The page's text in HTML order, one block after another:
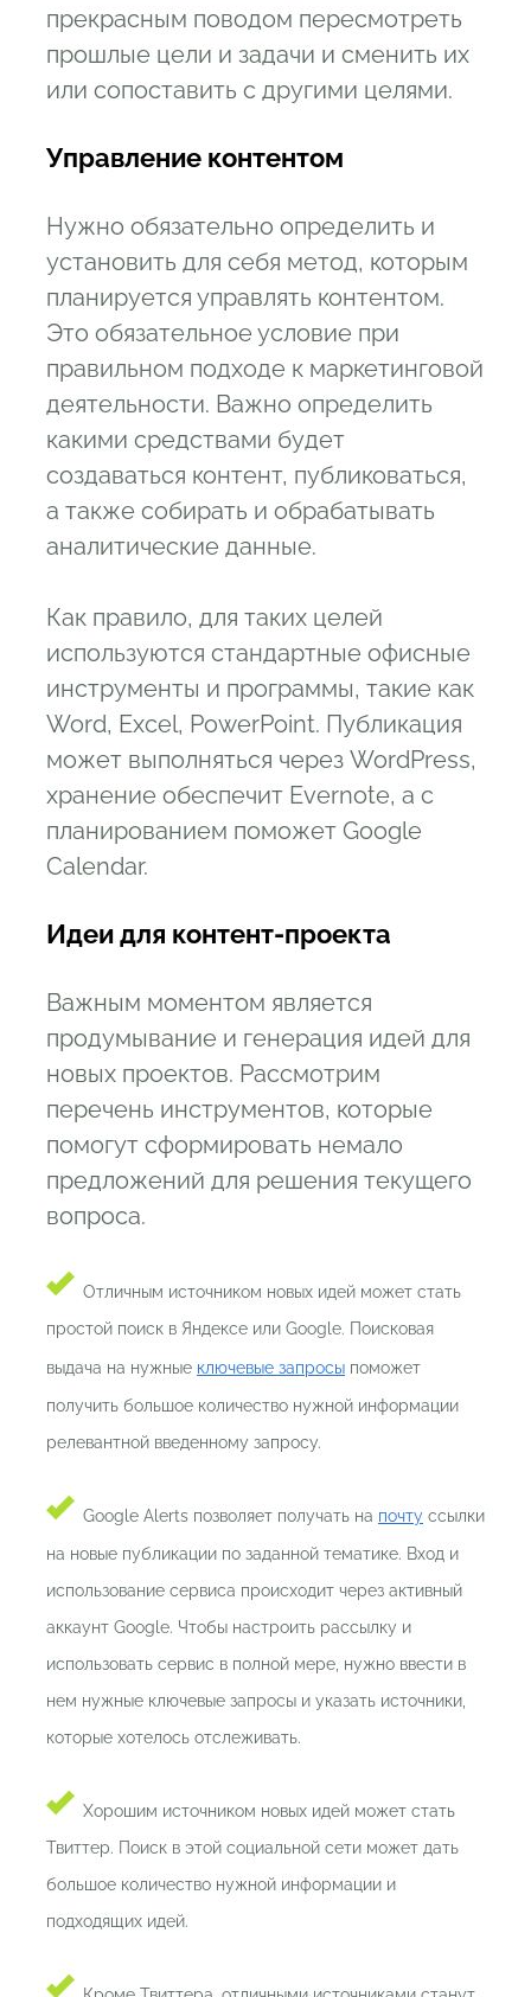
прекрасным поводом пересмотреть
прошлые цели и задачи и сменить их
или сопоставить с другими целями.
Управление контентом
Нужно обязательно определить и
установить для себя метод, которым
планируется управлять контентом.
Это обязательное условие при
правильном подходе к маркетинговой
деятельности. Важно определить
какими средствами будет
создаваться контент, публиковаться,
а также собирать и обрабатывать
аналитические данные.
Как правило, для таких целей
используются стандартные офисные
инструменты и программы, такие как
Word, Excel, PowerPoint. Публикация
может выполняться через WordPress,
хранение обеспечит Evernote, а с
планированием поможет Google
Calendar.
Идеи для контент-проекта
Важным моментом является
продумывание и генерация идей для
новых проектов. Рассмотрим
перечень инструментов, которые
помогут сформировать немало
предложений для решения текущего
вопроса.
Отличным источником новых идей может стать
простой поиск в Яндексе или Google. Поисковая
выдача на нужные ключевые запросы поможет
получить большое количество нужной информации
релевантной введенному запросу.
Google Alerts позволяет получать на почту ссылки
на новые публикации по заданной тематике. Вход и
использование сервиса происходит через активный
аккаунт Google. Чтобы настроить рассылку и
использовать сервис в полной мере, нужно ввести в
нем нужные ключевые запросы и указать источники,
которые хотелось отслеживать.
Хорошим источником новых идей может стать
Твиттер. Поиск в этой социальной сети может дать
большое количество нужной информации и
подходящих идей.